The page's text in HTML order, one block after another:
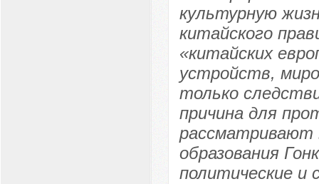
культурную
китайского
«китайских
устройств,
только
причина для
рассматривают
образования
политические и